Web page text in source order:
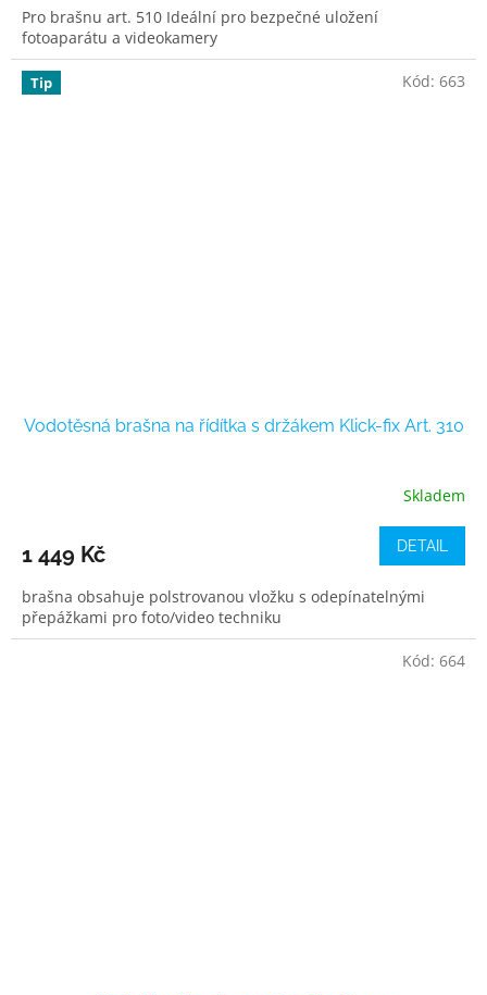
Pro brašnu art. 510 Ideální pro bezpečné uložení
fotoaparátu a videokamery
Tip
Vodotěsná brašna na řídítka s držákem Klick-fix Art. 310
Skladem
1 449 Kč DETAIL
brašna obsahuje polstrovanou vložku s odepínatelnými
přepážkami pro foto/video techniku
Kód: 663
Kód: 664